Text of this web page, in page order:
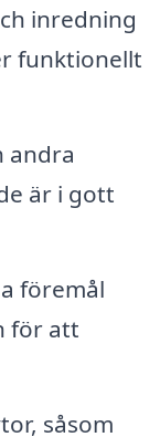
inredning
funktionellt
andra
är i gott
föremål
för att
såsom